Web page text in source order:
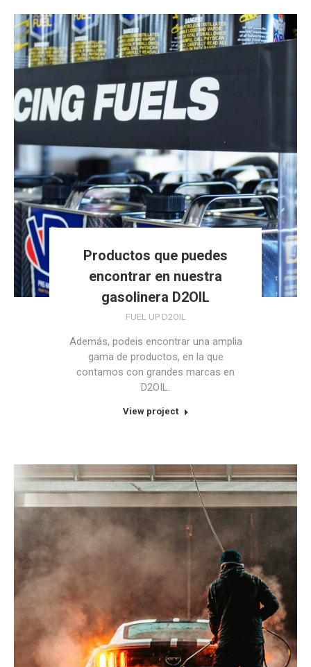
Productos que puedes
encontrar en nuestra
gasolinera D2OIL
FUEL UP D2OIL
Además, podeis encontrar una amplia
gama de productos, en la que
contamos con grandes marcas en
D2OIL.
View project